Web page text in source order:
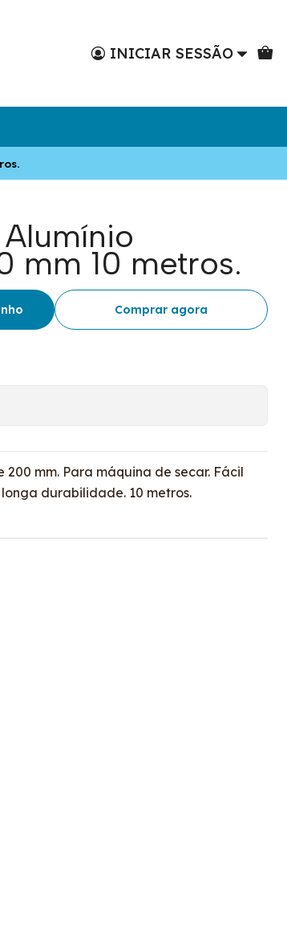
INICIAR SESSÃO
mm 10 metros.
Comprar agora
mm. Para máquina de secar. Fácil
durabilidade. 10 metros.